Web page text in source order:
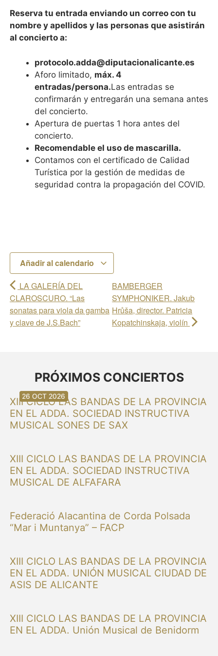
Reserva tu entrada enviando un correo con tu
nombre y apellidos y las personas que asistirán
al concierto a:
protocolo.adda@diputacionalicante.es
Aforo limitado, máx. 4
entradas/persona.Las entradas se
confirmarán y entregarán una semana antes
del concierto.
Apertura de puertas 1 hora antes del
concierto.
Recomendable el uso de mascarilla.
Contamos con el certificado de Calidad
Turística por la gestión de medidas de
seguridad contra la propagación del COVID.
Añadir al calendario
LA GALERÍA DEL
CLAROSCURO. “Las
sonatas para viola da gamba
y clave de J.S.Bach”
BAMBERGER
SYMPHONIKER. Jakub
Hrůša, director. Patricia
Kopatchinskaja, violín
PRÓXIMOS CONCIERTOS
XIII CICLO LAS BANDAS DE LA PROVINCIA
EN EL ADDA. SOCIEDAD INSTRUCTIVA
MUSICAL SONES DE SAX
30 AGO 2026
XIII CICLO LAS BANDAS DE LA PROVINCIA
EN EL ADDA. SOCIEDAD INSTRUCTIVA
MUSICAL DE ALFAFARA
30 AGO 2026
Federació Alacantina de Corda Polsada
“Mar i Muntanya” – FACP
13 SEP 2026
XIII CICLO LAS BANDAS DE LA PROVINCIA
EN EL ADDA. UNIÓN MUSICAL CIUDAD DE
ASIS DE ALICANTE
20 SEP 2026
XIII CICLO LAS BANDAS DE LA PROVINCIA
EN EL ADDA. Unión Musical de Benidorm
20 SEP 2026
26 SEP 2026
03 OCT 2026
16 OCT 2026
26 OCT 2026